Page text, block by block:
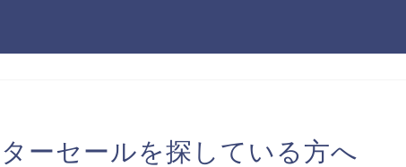
ーセールを探している方へ